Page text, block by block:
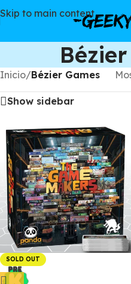
Skip to main content
Inicio/Bézier Games
Show sidebar
SOLD OUT